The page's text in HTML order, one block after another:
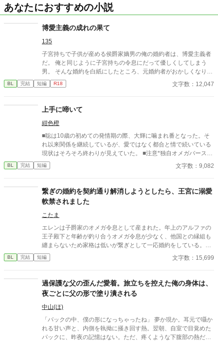
あなたにおすすめの小説
博愛主義の成れの果て
135
子宮持ちで子供が産める侯爵家嫡男の俺の婚約者は、博愛主義者
だ。 俺と同じように子宮持ちの令息にだって優しくしてしまう
男。 そんな婚約を白紙にしたところ、元婚約者がおかしくなりは
じめた……。
BL 完結 短編 R18 文字数：12,047
上手に啼いて
紺色橙
■聡は10歳の初めての発情期の際、大輝に噛まれ番となった。そ
れ以来関係を継続しているが、愛ではなく都合と情で続いている
現状はそろそろ終わりが見えていた。 ■注意*独自オメガバース設
定。■『それは愛か本能か』と同じ世界設定です。関係は一切な
し。
BL 完結 短編 文字数：9,082
繋ぎの婚約を契約通り解消しようとしたら、王宮に溺愛
軟禁されました
こたま
エレンは子爵家のオメガ令息として産まれた。年上のアルファの
王子殿下と年齢が釣り合うオメガ令息が少なく、他国との縁組も
纏まらないため家格は低いが繋ぎとして一応婚約をしている。王
子のことは兄のように慕っており、初恋の人ではあるけれど、契
約終了時期か王子に想い人が現れた時には解消されるものと考え
婚を承諾するまでここから出さないと王子から溢れるほどの愛を
与えられる。ハッピーエンドオメガバースBLです。
BL 完結 短編 文字数：15,699
過保護な父の歪んだ愛着。旅立ちを控えた俺の身体は、
夜ごとに父の形で塗り潰される
中山(ほ)
「パックの中、僕の形になっちゃったね」 夢か現か。耳元で囁か
れる甘い声と、内側を執拗に掻き回す熱。翌朝、自室で目覚めた
パックに、昨夜の記憶はない。ただ、疼くような下腹部の熱だけ